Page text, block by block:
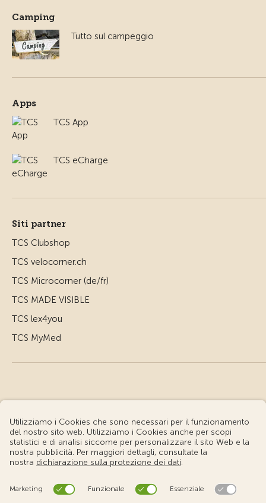
Camping
Tutto sul campeggio
Apps
TCS App
TCS eCharge
Siti partner
TCS Clubshop
TCS velocorner.ch
TCS Microcorner (de/fr)
TCS MADE VISIBLE
TCS lex4you
TCS MyMed
© Touring Club Svizzero
Condizioni d'uso – Informazioni giuridiche